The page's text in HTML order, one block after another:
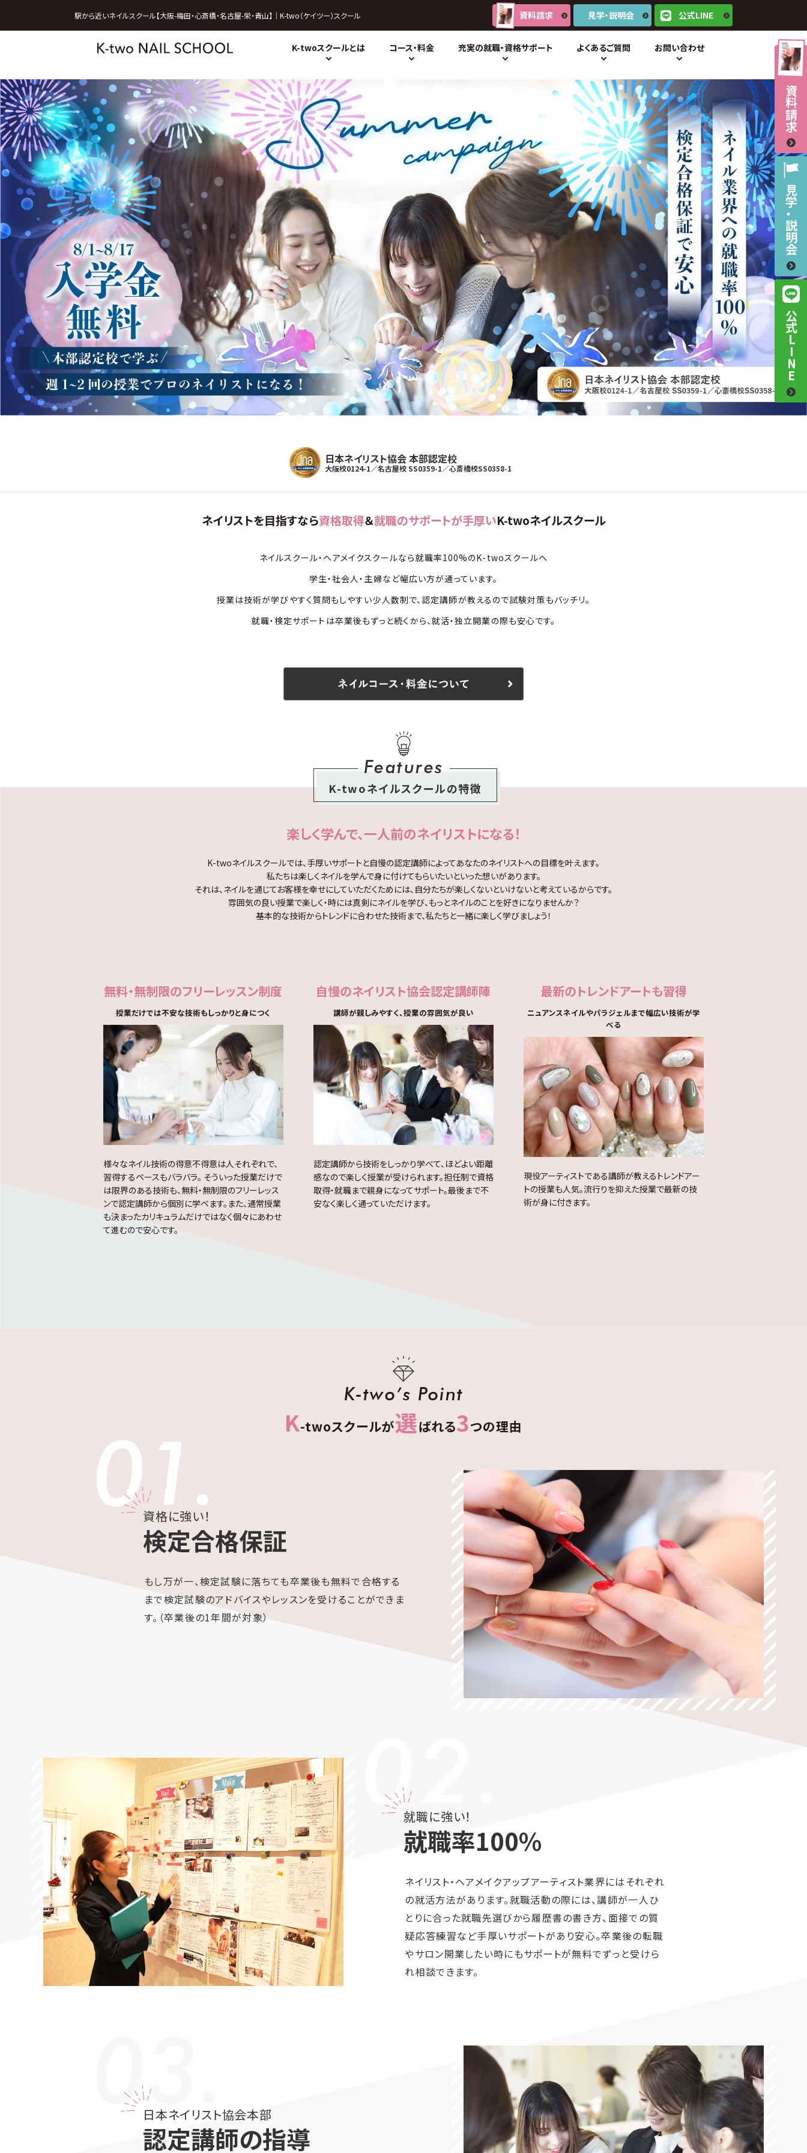
駅から近いネイルスクール【大阪-梅田・心斎橋・名古屋-栄・青山】 ｜K-two（ケイツー）スクール 資料請求 見学・説明会 公式LINE
K-twoスクールとは コース・料金 充実の就職・資格サポート よくあるご質問 お問い合わせ
資料請求
見学・説明会
公式LINE
日本ネイリスト協会 本部認定校
大阪校0124-1／名古屋校 SS0359-1／心斎橋校SS0358-1
ネイリストを目指すなら資格取得＆就職のサポートが手厚いK-twoネイルスクール
ネイルスクール・ヘアメイクスクールなら就職率100%のK-twoスクールへ
学生・社会人・主婦など幅広い方が通っています。
授業は技術が学びやすく質問もしやすい少人数制で、認定講師が教えるので試験対策もバッチリ。
就職・検定サポートは卒業後もずっと続くから、就活・独立開業の際も安心です。
Features
K-twoネイルスクールの特徴
楽しく学んで、一人前のネイリストになる！
K-twoネイルスクールでは、手厚いサポートと自慢の認定講師によってあなたのネイリストへの目標を叶えます。
私たちは楽しくネイルを学んで身に付けてもらいたいといった想いがあります。
それは、ネイルを通じてお客様を幸せにしていただくためには、自分たちが楽しくないといけないと考えているからです。
雰囲気の良い授業で楽しく・時には真剣にネイルを学び、もっとネイルのことを好きになりませんか？
基本的な技術からトレンドに合わせた技術まで、私たちと一緒に楽しく学びましょう！
無料・無制限のフリーレッスン制度
授業だけでは不安な技術もしっかりと身につく
様々なネイル技術の得意不得意は人それぞれで、
習得するペースもバラバラ。 そういった授業だけで
は限界のある技術も、無料・無制限のフリーレッス
ンで認定講師から個別に学べます。 また、通常授業
も決まったカリキュラムだけではなく個々にあわせ
て進むので安心です。
自慢のネイリスト協会認定講師陣
講師が親しみやすく、授業の雰囲気が良い
認定講師から技術をしっかり学べて、ほどよい距離
感なので楽しく授業が受けられます。担任制で資格
取得・就職まで親身になってサポート。最後まで不
安なく楽しく通っていただけます。
最新のトレンドアートも習得
ニュアンスネイルやパラジェルまで幅広い技術が学
べる
現役アーティストである講師が教えるトレンドアー
トの授業も人気。流行りを抑えた授業で最新の技
術が身に付きます。
K-two’s Point
K-twoスクールが選ばれる3つの理由
01.
資格に強い！
検定合格保証
もし万が一、検定試験に落ちても卒業後も無料で合格する
まで検定試験のアドバイスやレッスンを受けることができま
す。（卒業後の1年間が対象）
02.
就職に強い！
就職率100%
ネイリスト・ヘアメイクアップアーティスト業界にはそれぞれ
の就活方法があります。就職活動の際には、講師が一人ひ
とりに合った就職先選びから履歴書の書き方、面接での質
疑応答練習など手厚いサポートがあり安心。卒業後の転職
やサロン開業したい時にもサポートが無料でずっと受けら
れ相談できます。
03.
日本ネイリスト協会本部
認定講師の指導